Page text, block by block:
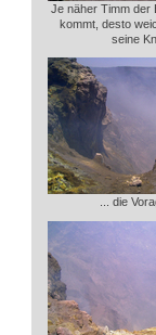
Je näher Timm der
kommt, desto
seine
... die